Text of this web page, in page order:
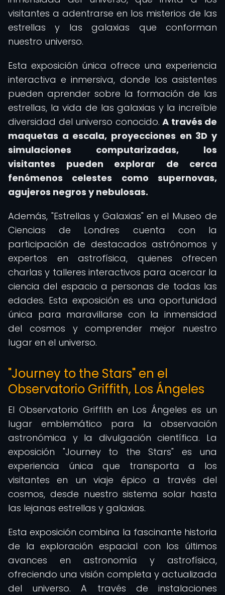
visitantes a adentrarse en los misterios de las
estrellas y las galaxias que conforman
nuestro universo.
Esta exposición única ofrece una experiencia
interactiva e inmersiva, donde los asistentes
pueden aprender sobre la formación de las
estrellas, la vida de las galaxias y la increíble
diversidad del universo conocido. A través de
maquetas a escala, proyecciones en 3D y
simulaciones computarizadas, los
visitantes pueden explorar de cerca
fenómenos celestes como supernovas,
agujeros negros y nebulosas.
Además, "Estrellas y Galaxias" en el Museo de
Ciencias de Londres cuenta con la
participación de destacados astrónomos y
expertos en astrofísica, quienes ofrecen
charlas y talleres interactivos para acercar la
ciencia del espacio a personas de todas las
edades. Esta exposición es una oportunidad
única para maravillarse con la inmensidad
del cosmos y comprender mejor nuestro
lugar en el universo.
"Journey to the Stars" en el
Observatorio Griffith, Los Ángeles
El Observatorio Griffith en Los Ángeles es un
lugar emblemático para la observación
astronómica y la divulgación científica. La
exposición "Journey to the Stars" es una
experiencia única que transporta a los
visitantes en un viaje épico a través del
cosmos, desde nuestro sistema solar hasta
las lejanas estrellas y galaxias.
Esta exposición combina la fascinante historia
de la exploración espacial con los últimos
avances en astronomía y astrofísica,
ofreciendo una visión completa y actualizada
del universo. A través de instalaciones